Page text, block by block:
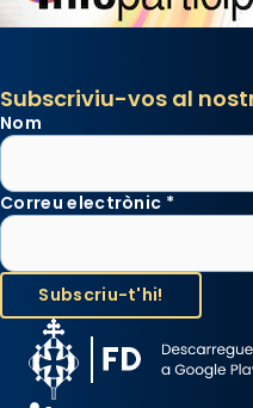
Subscriviu-vos al
Nom
Correu electrònic *